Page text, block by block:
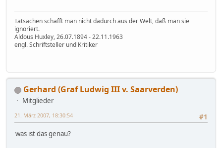
Tatsachen schafft man nicht dadurch aus der Welt, daß man sie
ignoriert.
Aldous Huxley, 26.07.1894 - 22.11.1963
engl. Schriftsteller und Kritiker
Gerhard (Graf Ludwig III v. Saarverden)
Mitglieder
#1
21. März 2007, 18:30:54
was ist das genau?